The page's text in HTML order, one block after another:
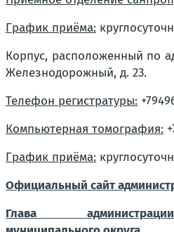
График приёма:
Корпус, расположенный по
Железнодорожный, д. 23.
Телефон регистратуры:
Компьютерная томография:
График приёма:
Официальный сайт
Глава